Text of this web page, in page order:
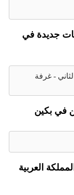
جديدة في
- غرفة
المملكة العربية